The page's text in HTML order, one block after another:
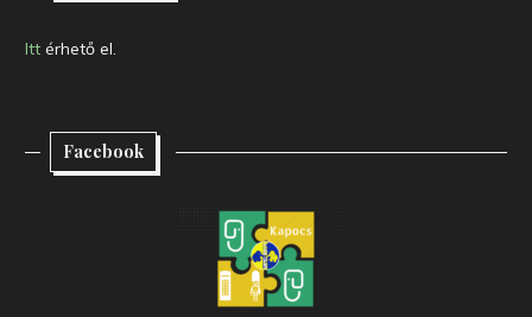
Itt érhető el.
Facebook